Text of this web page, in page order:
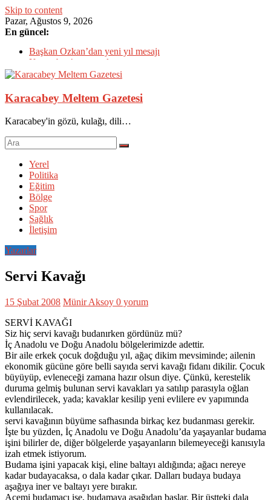
Skip to content
Pazar, Ağustos 9, 2026
En güncel:
Başkan Özkan’dan yeni yıl mesajı
Karacabey’in çehresi yatırımlarla değişiyor
Olacak
Karacabey Meltem Gazetesi
Karacabey'in gözü, kulağı, dili…
Yerel
Politika
Eğitim
Bölge
Spor
Sağlık
İletişim
Yazarlar
Servi Kavağı
15 Şubat 2008 Münir Aksoy 0 yorum
SERVİ KAVAĞI
Siz hiç servi kavağı budanırken gördünüz mü?
İç Anadolu ve Doğu Anadolu bölgelerimizde adettir.
Bir aile erkek çocuk doğduğu yıl, ağaç dikim mevsiminde; ailenin
ekonomik gücüne göre belli sayıda servi kavağı fidanı dikilir. Çocuk
büyüyüp, evleneceği zamana hazır olsun diye. Çünkü, kerestelik
duruma gelmiş bulunan servi kavakları ya satılıp parasıyla oğlan
evlendirilecek, yada; kavaklar kesilip yeni evlilere ev yapımında
kullanılacak.
servi kavağının büyüme safhasında birkaç kez budanması gerekir.
İşte bu yüzden, İç Anadolu ve Doğu Anadolu’da yaşayanlar budama
işini bilirler de, diğer bölgelerde yaşayanların bilemeyeceği kanısıyla
izah etmek istiyorum.
Budama işini yapacak kişi, eline baltayı aldığında; ağacı nereye
kadar budayacaksa, o dala kadar çıkar. Dalları budaya budaya
aşağıya iner ve baltayı yere bırakır.
Acemi budamacı ise, budamaya aşağıdan başlar. Bir üstteki dala